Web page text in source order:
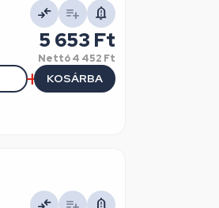
5 653 Ft
Nettó4 452 Ft
KOSÁRBA